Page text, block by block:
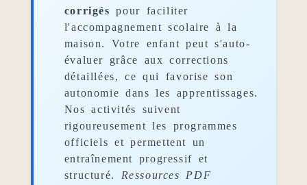
corrigés pour faciliter
l'accompagnement scolaire à la
maison. Votre enfant peut s'auto-
évaluer grâce aux corrections
détaillées, ce qui favorise son
autonomie dans les apprentissages.
Nos activités suivent
rigoureusement les programmes
officiels et permettent un
entraînement progressif et
structuré. Ressources PDF